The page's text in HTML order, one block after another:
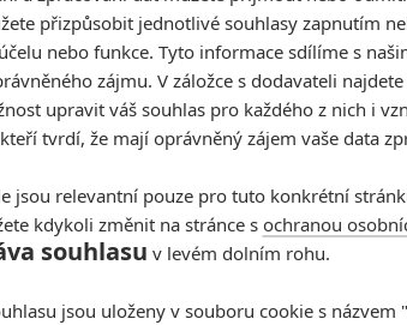
komiksech můžou hrdinové na čas zmizet,
Feige uvedl, že jedním z filmů
byli odloženi, ale pořád se s nimi počítá. Kdo
počítat s tím, že uvidíme další filmy s
budou mít divácký úspěch, dvojek se
nebo samozřejmě Spider-Man. Další filmy
přizpůsobit jednotlivé souhlasy zapnutím
nebo funkce. Tyto informace sdílíme s
zájmu. V záložce s dodavateli
upravit váš souhlas pro každého z nich i
tvrdí, že mají oprávněný zájem vaše data
jsou relevantní pouze pro tuto konkrétní
kdykoli změnit na stránce s ochranou
souhlasu v levém dolním rohu.
jsou uloženy v souboru cookie s názvem